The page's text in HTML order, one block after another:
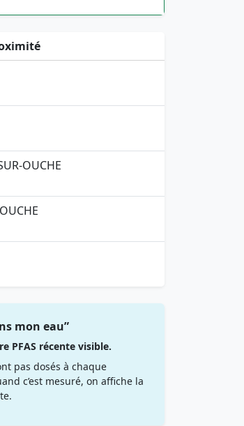
OUCHE
mon eau”
PFAS récente visible.
pas dosés à chaque
c’est mesuré, on affiche la